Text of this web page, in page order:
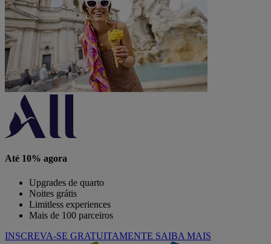
Até 10% agora
Upgrades de quarto
Noites grátis
Limitless experiences
Mais de 100 parceiros
INSCREVA-SE GRATUITAMENTE SAIBA MAIS